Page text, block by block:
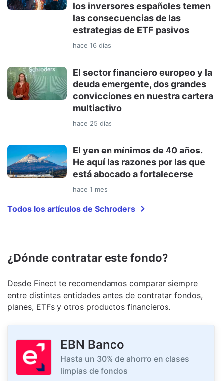
los inversores españoles temen
las consecuencias de las
estrategias de ETF pasivos
hace 16 días
El sector financiero europeo y la
deuda emergente, dos grandes
convicciones en nuestra cartera
multiactivo
hace 25 días
El yen en mínimos de 40 años.
He aquí las razones por las que
está abocado a fortalecerse
hace 1 mes
Todos los artículos de Schroders
¿Dónde contratar este fondo?
Desde Finect te recomendamos comparar siempre
entre distintas entidades antes de contratar fondos,
planes, ETFs y otros productos financieros.
EBN Banco
Hasta un 30% de ahorro en clases
limpias de fondos